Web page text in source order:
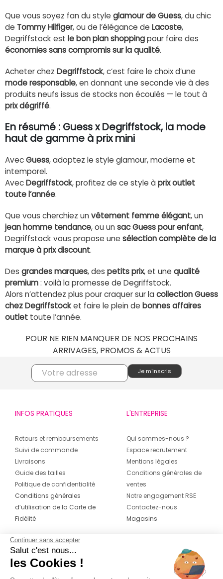
Que vous soyez fan du style glamour de Guess, du chic
de Tommy Hilfiger, ou de l’élégance de Lacoste,
Degriffstock est le bon plan shoppingpour faire des
économies sans compromis sur la qualité.
Acheter chez Degriffstock, c’est faire le choix d’une
mode responsable, en donnant une seconde vie à des
produits neufs issus de stocks non écoulés — le tout à
prix dégriffé.
En résumé : Guess x Degriffstock, la mode
haut de gamme à prix mini
AvecGuess, adoptez le style glamour, moderne et
intemporel.
AvecDegriffstock, profitez de ce style àprix outlet
toute l’année.
Que vous cherchiez unvêtement femme élégant, un
jean homme tendance, ou unsac Guess pour enfant,
Degriffstock vous propose une sélection complète de la
marque à prix discount.
Des grandes marques, des petits prix, et une qualité
premium: voilà la promesse de Degriffstock.
Alors n’attendez plus pour craquer sur lacollection Guess
chez Degriffstocket faire le plein de bonnes affaires
outlet toute l’année.
POUR NE RIEN MANQUER DE NOS PROCHAINS
ARRIVAGES, PROMOS & ACTUS
INFOS PRATIQUES
Retours et remboursements
Suivi de commande
Livraisons
Guide des tailles
Politique de confidentialité
Conditions générales
d’utilisation de la Carte de
Fidélité
L'ENTREPRISE
Qui sommes-nous ?
Espace recrutement
Mentions légales
Conditions générales de
ventes
Notre engagement RSE
Contactez-nous
Magasins
CONTACT
04 42 20 78 42
Continuer sans accepter
Salut c'est nous...
les Cookies !